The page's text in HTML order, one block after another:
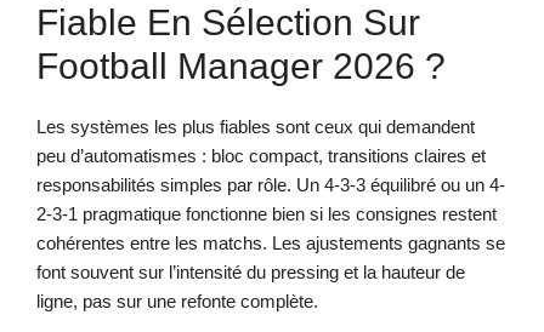
Fiable En Sélection Sur
Football Manager 2026 ?
Les systèmes les plus fiables sont ceux qui demandent
peu d’automatismes : bloc compact, transitions claires et
responsabilités simples par rôle. Un 4-3-3 équilibré ou un 4-
2-3-1 pragmatique fonctionne bien si les consignes restent
cohérentes entre les matchs. Les ajustements gagnants se
font souvent sur l’intensité du pressing et la hauteur de
ligne, pas sur une refonte complète.